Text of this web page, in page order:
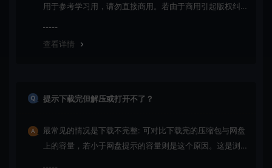
用于参考学习用，请勿直接商用。若由于商用引起版权纠
查看详情
提示下载完但解压或打开不了？
最常见的情况是下载不完整: 可对比下载完的压缩包与网盘
上的容量，若小于网盘提示的容量则是这个原因。这是浏